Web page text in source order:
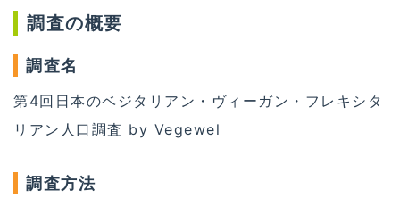
調査の概要
調査名
第4回日本のベジタリアン・ヴィーガン・フレキシタ
リアン人口調査 by Vegewel
調査方法